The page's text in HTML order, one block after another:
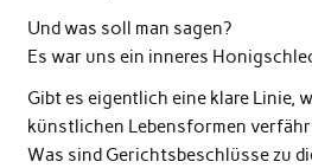
Und was soll man sagen?
Es war uns ein inneres
Gibt es eigentlich eine klare Linie,
künstlichen Lebensformen
Was sind Gerichtsbeschlüsse zu